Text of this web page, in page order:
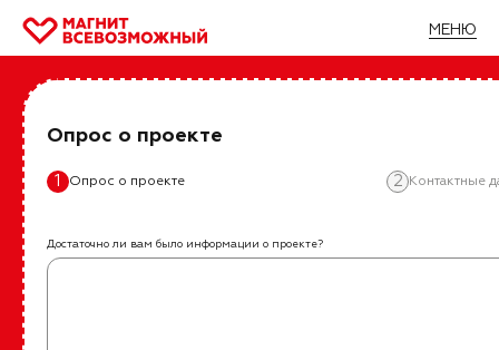
МЕНЮ
Главная/Все проекты/Эстафета успешности
Эстафета успешности
Волгоградская область
Федеральная мотивационная программа для
людей с инвалидностью и их семей
Подробнее
Опрос о проекте
1 Опрос о проекте 2 Контактные
Достаточно ли вам было информации о проекте?